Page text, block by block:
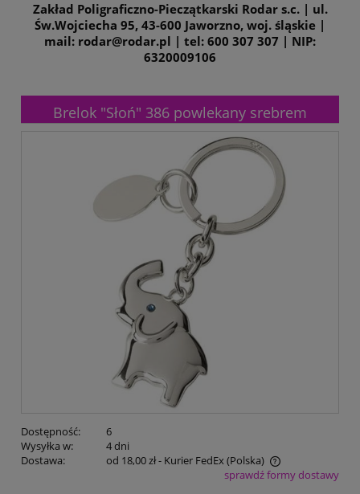
Zakład Poligraficzno-Pieczątkarski Rodar s.c. | ul.
Św.Wojciecha 95, 43-600 Jaworzno, woj. śląskie |
mail: rodar@rodar.pl | tel: 600 307 307 | NIP:
6320009106
Brelok "Słoń" 386 powlekany srebrem
Dostępność:
6
Wysyłka w:
4 dni
Dostawa:
od 18,00 zł- Kurier FedEx(Polska)
Cena nie zawiera ewentualnych kosztów płatnościsprawdź formy dostawy